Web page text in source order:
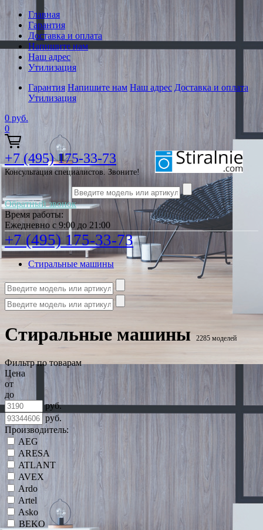
Главная
Гарантия
Доставка и оплата
Напишите нам
Наш адрес
Утилизация
Гарантия Напишите нам Наш адрес Доставка и оплата
Утилизация
0 руб.
0
+7 (495) 175-33-73
Консультация специалистов. Звоните!
Обратный звонок
Время работы:
Ежедневно с 9:00 до 21:00
+7 (495) 175-33-73
Стиральные машины
Стиральные машины 2285 моделей
Фильтр по товарам
Цена
от
до
руб.
руб.
Производитель:
AEG
ARESA
ATLANT
AVEX
Ardo
Artel
Asko
BEKO